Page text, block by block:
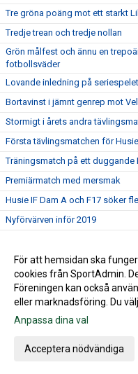
Tre gröna poäng mot ett starkt
Tredje trean och tredje nollan
Grön målfest och ännu en
fotbollsväder
Lovande inledning på
Bortavinst i jämnt genrep mot
Stormigt i årets andra
Första tävlingsmatchen för
Träningsmatch på ett duggande
Premiärmatch med mersmak
Husie IF Dam A och F17 söker
Nyförvärven inför 2019
Husie IF Dam A på plan 2019
Gå till
För att hemsidan ska
cookies från SportAdmin.
Föreningen kan också
eller marknadsföring. Du
Anpassa dina val
Acceptera nödvändiga